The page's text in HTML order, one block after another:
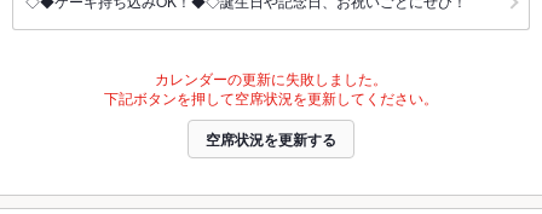
カレンダーの更新に失敗しました。
下記ボタンを押して空席状況を更新してください。
空席状況を更新する